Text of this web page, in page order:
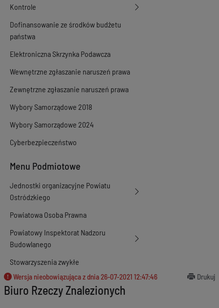
Kontrole
Dofinansowanie ze środków budżetu
państwa
Elektroniczna Skrzynka Podawcza
Wewnętrzne zgłaszanie naruszeń prawa
Zewnętrzne zgłaszanie naruszeń prawa
Wybory Samorządowe 2018
Wybory Samorządowe 2024
Cyberbezpieczeństwo
Menu Podmiotowe
Jednostki organizacyjne Powiatu
Ostródzkiego
Powiatowa Osoba Prawna
Powiatowy Inspektorat Nadzoru
Budowlanego
Stowarzyszenia zwykłe
Wersja nieobowiązująca z dnia26-07-2021 12:47:46 Drukuj
Biuro Rzeczy Znalezionych